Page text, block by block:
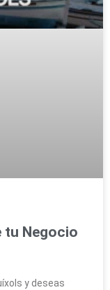
tu Negocio
y deseas